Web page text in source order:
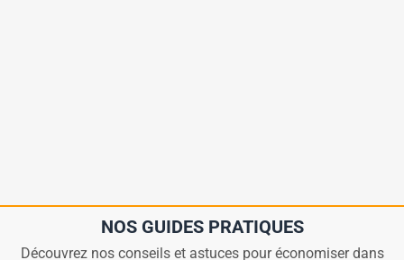
NOS GUIDES PRATIQUES
Découvrez nos conseils et astuces pour économiser dans